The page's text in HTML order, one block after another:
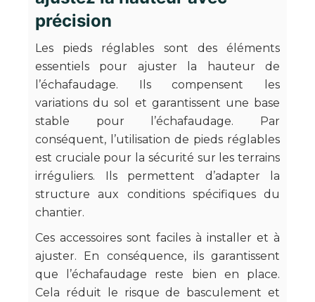
précision
Les pieds réglables sont des éléments
essentiels pour ajuster la hauteur de
l’échafaudage. Ils compensent les
variations du sol et garantissent une base
stable pour l’échafaudage. Par
conséquent, l’utilisation de pieds réglables
est cruciale pour la sécurité sur les terrains
irréguliers. Ils permettent d’adapter la
structure aux conditions spécifiques du
chantier.
Ces accessoires sont faciles à installer et à
ajuster. En conséquence, ils garantissent
que l’échafaudage reste bien en place.
Cela réduit le risque de basculement et